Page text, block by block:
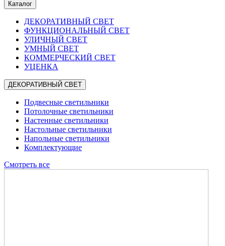
Каталог
ДЕКОРАТИВНЫЙ СВЕТ
ФУНКЦИОНАЛЬНЫЙ СВЕТ
УЛИЧНЫЙ СВЕТ
УМНЫЙ СВЕТ
КОММЕРЧЕСКИЙ СВЕТ
УЦЕНКА
ДЕКОРАТИВНЫЙ СВЕТ
Подвесные светильники
Потолочные светильники
Настенные светильники
Настольные светильники
Напольные светильники
Комплектующие
Смотреть все